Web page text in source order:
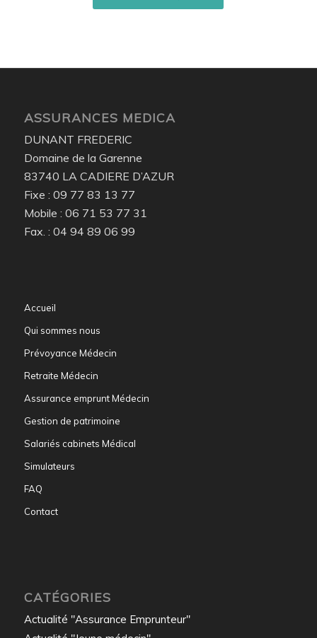
ASSURANCES MEDICA
DUNANT FREDERIC
Domaine de la Garenne
83740 LA CADIERE D’AZUR
Fixe : 09 77 83 13 77
Mobile : 06 71 53 77 31
Fax. : 04 94 89 06 99
Accueil
Qui sommes nous
Prévoyance Médecin
Retraite Médecin
Assurance emprunt Médecin
Gestion de patrimoine
Salariés cabinets Médical
Simulateurs
FAQ
Contact
CATÉGORIES
Actualité "Assurance Emprunteur"